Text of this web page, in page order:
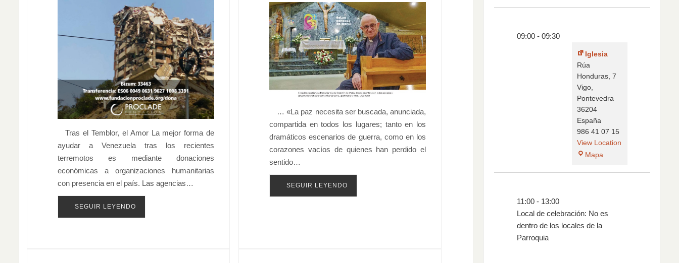
Tras el Temblor, el Amor La mejor forma de
ayudar a Venezuela tras los recientes
terremotos es mediante donaciones
económicas a organizaciones humanitarias
con presencia en el país. Las agencias…
SEGUIR LEYENDO
… «La paz necesita ser buscada, anunciada,
compartida en todos los lugares; tanto en los
dramáticos escenarios de guerra, como en los
corazones vacíos de quienes han perdido el
sentido…
SEGUIR LEYENDO
09:00- 09:30
Iglesia
Rúa
Honduras, 7
Vigo
Pontevedra
36204
España
986 41 07 15
View Location
Mapa
11:00- 13:00
Local de celebración: No es
dentro de los locales de la
Parroquia